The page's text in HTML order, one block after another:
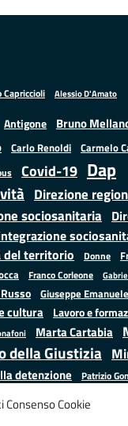
Consenso Cookie
Capriccioli Alessio D'Amato
Antigone Bruno
Carlo Renoldi Carmelo
Covid-19 Dap
Direzione
sociosanitaria
del territorio
Donne
Franco Corleone
Giuseppe Emanuele
cultura Lavoro e
Marta Cartabia
della Giustizia
detenzione Patrizio